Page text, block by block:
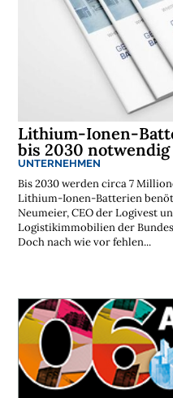
Lithium-Ionen-
bis 2030 notwendig
UNTERNEHMEN
Bis 2030 werden circa 7
Lithium-Ionen-Batterien
Neumeier, CEO der Logivest
Logistikimmobilien der
Doch nach wie vor fehlen...